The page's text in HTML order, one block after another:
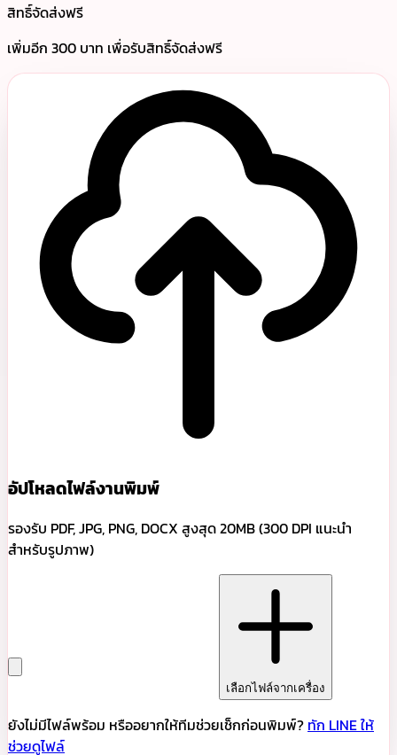
สิทธิ์จัดส่งฟรี
เพิ่มอีก 300 บาท เพื่อรับสิทธิ์จัดส่งฟรี
อัปโหลดไฟล์งานพิมพ์
รองรับ PDF, JPG, PNG, DOCX สูงสุด 20MB (300 DPI แนะนำ
สำหรับรูปภาพ)
เลือกไฟล์จากเครื่อง
ยังไม่มีไฟล์พร้อม หรืออยากให้ทีมช่วยเช็กก่อนพิมพ์? ทัก LINE ให้
ช่วยดูไฟล์